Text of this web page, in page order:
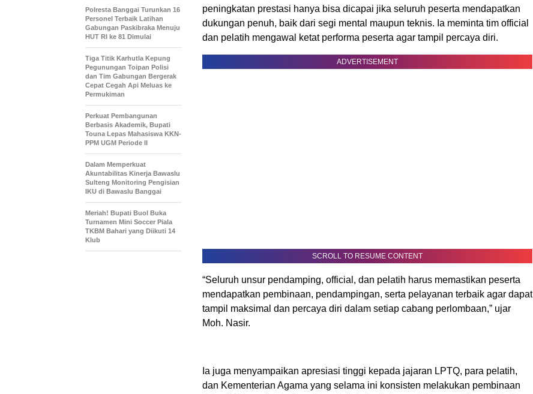
peningkatan prestasi hanya bisa dicapai jika seluruh peserta mendapatkan
dukungan penuh, baik dari segi mental maupun teknis. Ia meminta tim official
dan pelatih mengawal ketat performa peserta agar tampil percaya diri.
ADVERTISEMENT
SCROLL TO RESUME CONTENT
“Seluruh unsur pendamping, official, dan pelatih harus memastikan peserta
mendapatkan pembinaan, pendampingan, serta pelayanan terbaik agar dapat
tampil maksimal dan percaya diri dalam setiap cabang perlombaan,” ujar
Moh. Nasir.
Ia juga menyampaikan apresiasi tinggi kepada jajaran LPTQ, para pelatih,
dan Kementerian Agama yang selama ini konsisten melakukan pembinaan
Polresta Banggai Turunkan 16
Personel Terbaik Latihan
Gabungan Paskibraka Menuju
HUT RI ke 81 Dimulai
Tiga Titik Karhutla Kepung
Pegunungan Toipan Polisi
dan Tim Gabungan Bergerak
Cepat Cegah Api Meluas ke
Permukiman
Perkuat Pembangunan
Berbasis Akademik, Bupati
Touna Lepas Mahasiswa KKN-
PPM UGM Periode II
Dalam Memperkuat
Akuntabilitas Kinerja Bawaslu
Sulteng Monitoring Pengisian
IKU di Bawaslu Banggai
Meriah! Bupati Buol Buka
Turnamen Mini Soccer Piala
TKBM Bahari yang Diikuti 14
Klub